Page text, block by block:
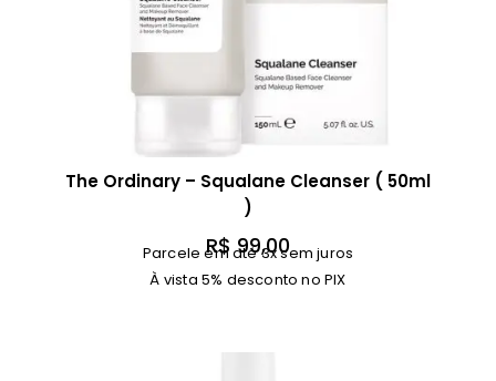
The Ordinary – Squalane Cleanser ( 50ml
)
R$99,00
Parcele em até 3x sem juros
À vista 5% desconto no PIX